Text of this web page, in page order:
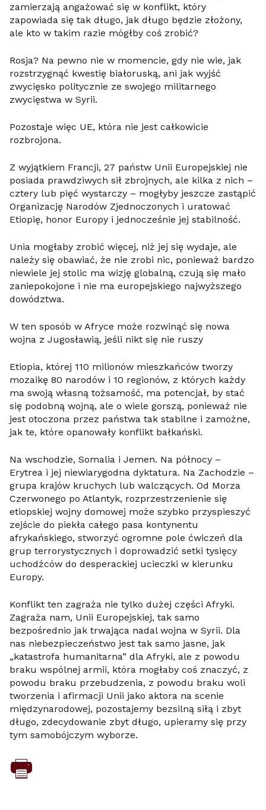
zamierzają angażować się w konflikt, który
zapowiada się tak długo, jak długo będzie złożony,
ale kto w takim razie mógłby coś zrobić?
Rosja? Na pewno nie w momencie, gdy nie wie, jak
rozstrzygnąć kwestię białoruską, ani jak wyjść
zwycięsko politycznie ze swojego militarnego
zwycięstwa w Syrii.
Pozostaje więc UE, która nie jest całkowicie
rozbrojona.
Z wyjątkiem Francji, 27 państw Unii Europejskiej nie
posiada prawdziwych sił zbrojnych, ale kilka z nich –
cztery lub pięć wystarczy – mogłyby jeszcze zastąpić
Organizację Narodów Zjednoczonych i uratować
Etiopię, honor Europy i jednocześnie jej stabilność.
Unia mogłaby zrobić więcej, niż jej się wydaje, ale
należy się obawiać, że nie zrobi nic, ponieważ bardzo
niewiele jej stolic ma wizję globalną, czują się mało
zaniepokojone i nie ma europejskiego najwyższego
dowództwa.
W ten sposób w Afryce może rozwinąć się nowa
wojna z Jugosławią, jeśli nikt się nie ruszy
Etiopia, której 110 milionów mieszkańców tworzy
mozaikę 80 narodów i 10 regionów, z których każdy
ma swoją własną tożsamość, ma potencjał, by stać
się podobną wojną, ale o wiele gorszą, ponieważ nie
jest otoczona przez państwa tak stabilne i zamożne,
jak te, które opanowały konflikt bałkański.
Na wschodzie, Somalia i Jemen. Na północy –
Erytrea i jej niewiarygodna dyktatura. Na Zachodzie –
grupa krajów kruchych lub walczących. Od Morza
Czerwonego po Atlantyk, rozprzestrzenienie się
etiopskiej wojny domowej może szybko przyspieszyć
zejście do piekła całego pasa kontynentu
afrykańskiego, stworzyć ogromne pole ćwiczeń dla
grup terrorystycznych i doprowadzić setki tysięcy
uchodźców do desperackiej ucieczki w kierunku
Europy.
Konflikt ten zagraża nie tylko dużej części Afryki.
Zagraża nam, Unii Europejskiej, tak samo
bezpośrednio jak trwająca nadal wojna w Syrii. Dla
nas niebezpieczeństwo jest tak samo jasne, jak
„katastrofa humanitarna” dla Afryki, ale z powodu
braku wspólnej armii, która mogłaby coś znaczyć, z
powodu braku przebudzenia, z powodu braku woli
tworzenia i afirmacji Unii jako aktora na scenie
międzynarodowej, pozostajemy bezsilną siłą i zbyt
długo, zdecydowanie zbyt długo, upieramy się przy
tym samobójczym wyborze.